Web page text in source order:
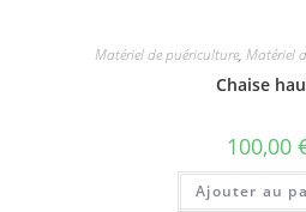
Matériel de puériculture, Matériel
Chaise
100,00
Ajouter au